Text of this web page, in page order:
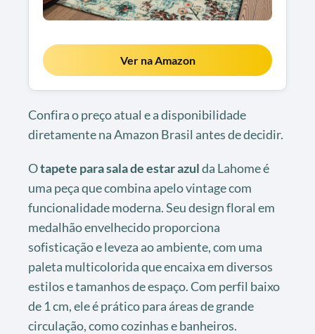
Ver na Amazon
Confira o preço atual e a disponibilidade
diretamente na Amazon Brasil antes de decidir.
Otapete para sala de estar azulda Lahome é
uma peça que combina apelo vintage com
funcionalidade moderna. Seu design floral em
medalhão envelhecido proporciona
sofisticação e leveza ao ambiente, com uma
paleta multicolorida que encaixa em diversos
estilos e tamanhos de espaço. Com perfil baixo
de 1 cm, ele é prático para áreas de grande
circulação, como cozinhas e banheiros.